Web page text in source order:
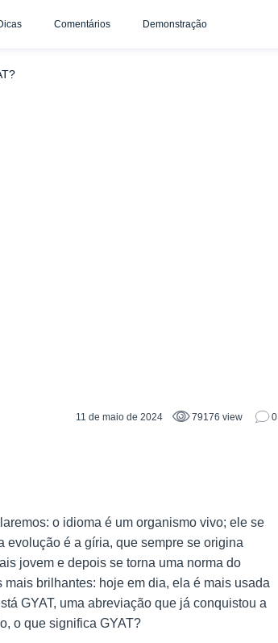
Comentários Demonstração
11 de maio de 2024 79176 view 0
o idioma é um organismo vivo; ele se
é a gíria, que sempre se origina
jovem e depois se torna uma norma do
brilhantes: hoje em dia, ela é mais usada
GYAT, uma abreviação que já conquistou a
o que significa GYAT?